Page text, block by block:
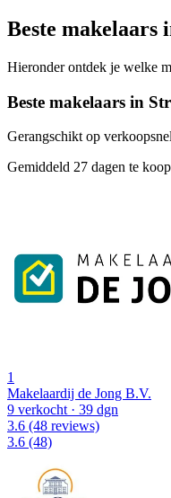
Beste makelaars
Hieronder ontdek je welke
Beste makelaars in
Gerangschikt op
Gemiddeld 27 dagen te
1
Makelaardij de Jong B.V.
9 verkocht · 39 dgn
3.6 (48 reviews)
3.6 (48)